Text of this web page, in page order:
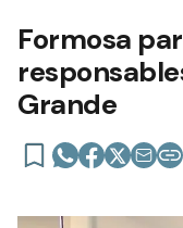
Formosa
Grande